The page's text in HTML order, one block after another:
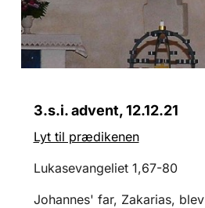
3.s.i. advent, 12.12.21
Lyt til prædikenen
Lukasevangeliet 1,67-80
Johannes' far, Zakarias,